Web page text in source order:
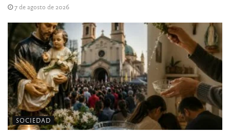
7 de agosto de 2026
SOCIEDAD